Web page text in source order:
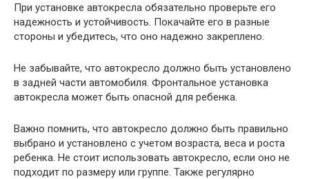
При установке автокресла обязательно проверьте его
надежность и устойчивость. Покачайте его в разные
стороны и убедитесь, что оно надежно закреплено.
Не забывайте, что автокресло должно быть установлено
в задней части автомобиля. Фронтальное установка
автокресла может быть опасной для ребенка.
Важно помнить, что автокресло должно быть правильно
выбрано и установлено с учетом возраста, веса и роста
ребенка. Не стоит использовать автокресло, если оно не
подходит по размеру или группе. Также регулярно